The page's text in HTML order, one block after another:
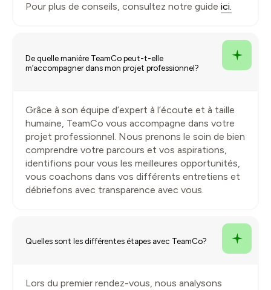
Pour plus de conseils, consultez notre guide ici.
De quelle manière TeamCo peut-t-elle
m’accompagner dans mon projet professionnel?
Grâce à son équipe d’expert à l’écoute et à taille
humaine, TeamCo vous accompagne dans votre
projet professionnel. Nous prenons le soin de bien
comprendre votre parcours et vos aspirations,
identifions pour vous les meilleures opportunités,
vous coachons dans vos différents entretiens et
débriefons avec transparence avec vous.
Quelles sont les différentes étapes avec TeamCo?
Lors du premier rendez-vous, nous analysons